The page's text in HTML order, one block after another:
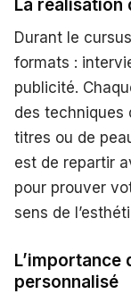
La
Durant le
formats :
publicité.
des techniques
titres ou de
est de repartir
pour prouver
sens de
L’importance
personnalisé